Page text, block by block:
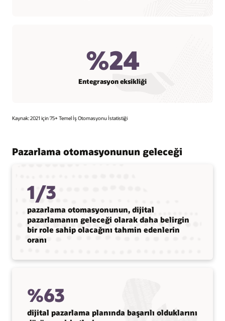
%24
Entegrasyon eksikliği
Kaynak: 2021 için 75+ Temel İş Otomasyonu İstatistiği
Pazarlama otomasyonunun geleceği
1/3
pazarlama otomasyonunun, dijital
pazarlamanın geleceği olarak daha belirgin
bir role sahip olacağını tahmin edenlerin
oranı
%63
dijital pazarlama planında başarılı olduklarını